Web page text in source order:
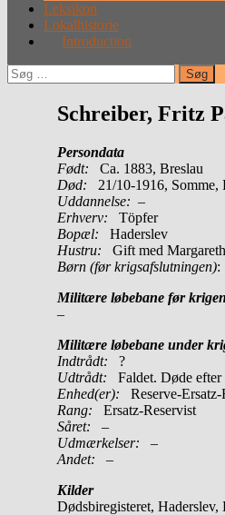
Leksikon
Lokalhistorie
Introduction
Søg
efter:
Schreiber, Fritz
Persondata
Født: Ca. 1883, Breslau
Død: 21/10-1916, Somme,
Uddannelse: –
Erhverv: Töpfer
Bopæl: Haderslev
Hustru: Gift med
Børn (før krigsafslutningen)
Militære løbebane før krigen
–
Militære løbebane under
Indtrådt: ?
Udtrådt: Faldet. Døde efter
Enhed(er):
Reserve-
Rang:
Ersatz-Reservist
Såret: –
Udmærkelser: –
Andet: –
Kilder
Dødsbiregisteret,